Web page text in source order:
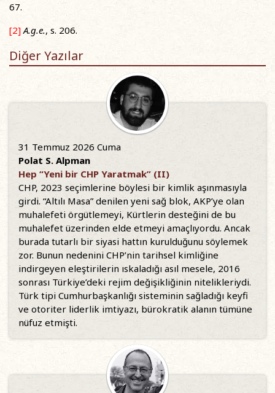
67.
[2] A.g.e., s. 206.
Diğer Yazılar
31 Temmuz 2026 Cuma
Polat S. Alpman
Hep “Yeni bir CHP Yaratmak” (II)
CHP, 2023 seçimlerine böylesi bir kimlik aşınmasıyla
girdi. “Altılı Masa” denilen yeni sağ blok, AKP’ye olan
muhalefeti örgütlemeyi, Kürtlerin desteğini de bu
muhalefet üzerinden elde etmeyi amaçlıyordu. Ancak
burada tutarlı bir siyasi hattın kurulduğunu söylemek
zor. Bunun nedenini CHP’nin tarihsel kimliğine
indirgeyen eleştirilerin ıskaladığı asıl mesele, 2016
sonrası Türkiye’deki rejim değişikliğinin nitelikleriydi.
Türk tipi Cumhurbaşkanlığı sisteminin sağladığı keyfi
ve otoriter liderlik imtiyazı, bürokratik alanın tümüne
nüfuz etmişti.